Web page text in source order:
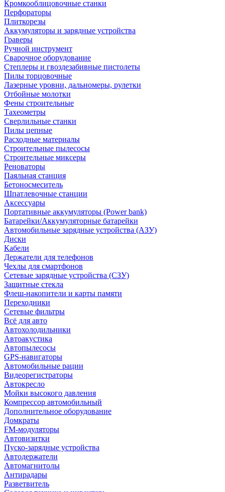
Кромкооблицовочные станки
Перфораторы
Плиткорезы
Аккумуляторы и зарядные устройства
Граверы
Ручной инструмент
Сварочное оборудование
Степлеры и гвоздезабивные пистолеты
Пилы торцовочные
Лазерные уровни, дальномеры, рулетки
Отбойные молотки
Фены строительные
Тахеометры
Сверлильные станки
Пилы цепные
Расходные материалы
Строительные пылесосы
Строительные миксеры
Реноваторы
Паяльная станция
Бетоносмеситель
Шпатлевочные станции
Аксессуары
Портативные аккумуляторы (Power bank)
Батарейки/Аккумуляторные батарейки
Автомобильные зарядные устройства (АЗУ)
Диски
Кабели
Держатели для телефонов
Чехлы для смартфонов
Сетевые зарядные устройства (СЗУ)
Защитные стекла
Флеш-накопители и карты памяти
Переходники
Сетевые фильтры
Всё для авто
Автохолодильники
Автоакустика
Автопылесосы
GPS-навигаторы
Автомобильные рации
Видеорегистраторы
Автокресло
Мойки высокого давления
Компрессор автомобильный
Дополнительное оборудование
Домкраты
FM-модуляторы
Автовизитки
Пуско-зарядные устройства
Автодержатели
Автомагнитолы
Антирадары
Разветвитель